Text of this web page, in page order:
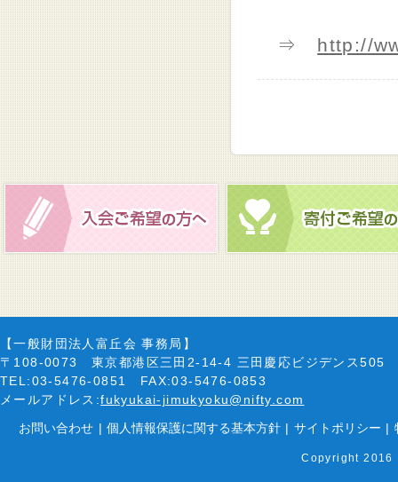
⇒ http://
【一般財団法人富丘会 事務局】
〒108-0073 東京都港区三田2-14-4 三田慶応ビジデンス505
TEL:03-5476-0851 FAX:03-5476-0853
メールアドレス:fukyukai-jimukyoku@nifty.com
お問い合わせ | 個人情報保護に関する基本方針 | サイトポリシー |
Copyright 2016